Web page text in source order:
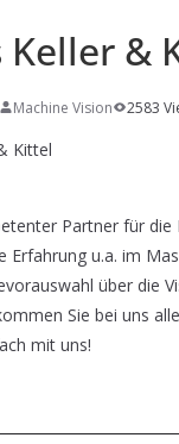
Embedded-Vision-
NAME,
WIRD EYYES
of industrial
Keller &
Machine Vision 2583
Partner für
Erfahrung u.a. im
über die
Sie bei uns
mit uns!